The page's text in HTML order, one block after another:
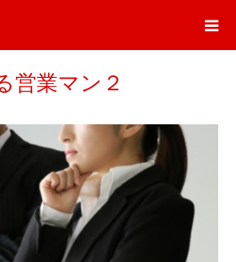
営業マン２